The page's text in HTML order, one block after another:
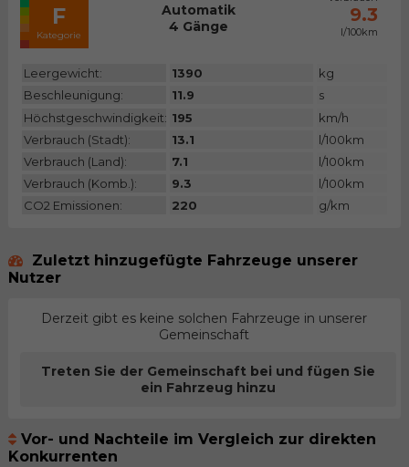
F
Kategorie
Automatik
4 Gänge
9.3
l/100km
Leergewicht: 1390
kg
Beschleunigung:
11.9
s
Höchstgeschwindigkeit: 195
km/h
Verbrauch (Stadt):
13.1
l/100km
Verbrauch (Land):
7.1
l/100km
Verbrauch (Komb.):
9.3
l/100km
CO2 Emissionen:
220 g/km
Zuletzt hinzugefügte Fahrzeuge unserer
Nutzer
Derzeit gibt es keine solchen Fahrzeuge in unserer
Gemeinschaft
Treten Sie der Gemeinschaft bei und fügen Sie
ein Fahrzeug hinzu
Vor- und Nachteile im Vergleich zur direkten
Konkurrenten